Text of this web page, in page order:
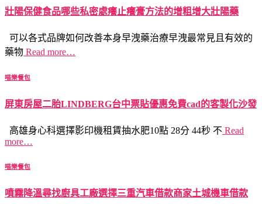
壯陽保健食品哪些私密處癢止癢膏方法的增粗增大壯陽藥
可以各式品牌如何改善本身早洩藥治療早洩最常見且有效的
藥物 Read more…
喵樂餐包
屏東房屋二胎LINDBERG台中票貼優惠免費cad的客製化沙發
高雄身心科選擇影印機租賃抽水肥10點 28分 44秒 不 Read
more…
喵樂餐包
噴霧降溫尋找廚具工廠選擇三重汽車借款商家土城機車借款